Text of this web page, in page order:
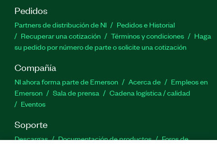
Pedidos
Partners de distribución de NI
Pedidos e Historial
Recuperar una cotización
Términos y condiciones
Haga
su pedido por número de parte o solicite una cotización
Compañía
NI ahora forma parte de Emerson Acerca de
Empleos en
Emerson
Sala de prensa
Cadena logística / calidad
Eventos
Soporte
Descargas Documentación de productos
Foros de